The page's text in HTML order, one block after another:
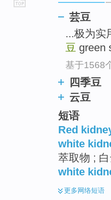
芸豆
...极为实
豆 green
基于1568
四季豆
云豆
短语
Red
white
萃取物 ;
white
更多网络短语